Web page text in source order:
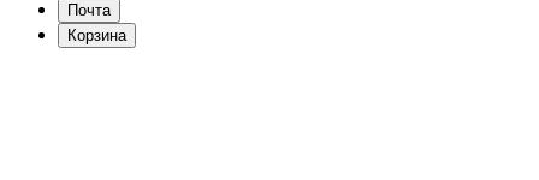
Почта
Корзина